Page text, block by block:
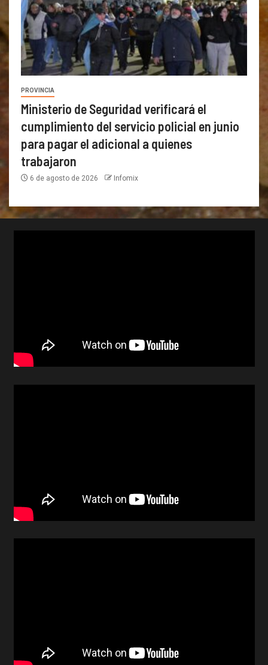
PROVINCIA
Ministerio de Seguridad verificará el
cumplimiento del servicio policial en junio
para pagar el adicional a quienes
trabajaron
6 de agosto de 2026 Infomix